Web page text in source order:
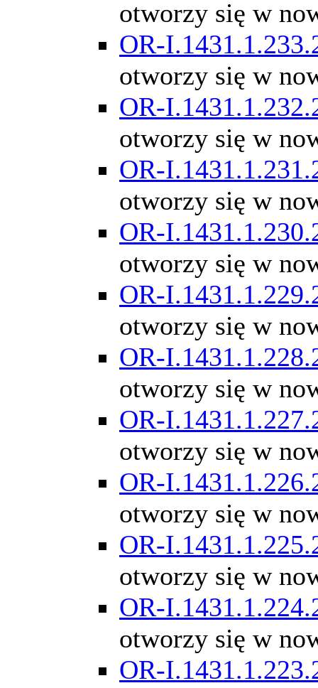
otworzy się w
OR-
otworzy się w
OR-
otworzy się w
OR-
otworzy się w
OR-
otworzy się w
OR-
otworzy się w
OR-
otworzy się w
OR-
otworzy się w
OR-
otworzy się w
OR-
otworzy się w
OR-
otworzy się w
OR-